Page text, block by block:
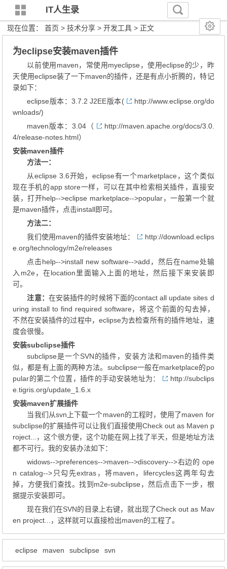
IT人生录
现在位置：首页 >技术分享 >开发工具 > 正文
为eclipse安装maven插件
以前使用maven，常使用myeclipse，使用eclipse的少，昨
天使用eclipse装了一下maven的插件，还是有点小折腾的，特记
录如下：
eclipse版本：3.7.2 J2EE版本(
http://www.eclipse.org/do
wnloads/)
maven版本：3.04（
http://maven.apache.org/docs/3.0.
4/release-notes.html）
安装maven插件
方法一：
从eclipse 3.6开始，eclipse有一个marketplace，这个类似
现在手机的app store一样，可以在其中检索相关插件，直接安
装，打开help-->eclipse marketplace-->popular，一般第一个就
是maven插件，点击install即可。
方法二：
我们使用maven的插件安装地址：
http://download.eclips
e.org/technology/m2e/releases
点击help-->install new software-->add，然后在name处输
入m2e，在location里面输入上面的地址，然后接下来安装即
可。
注意： 在安装插件的时候将下面的contact all update sites d
uring install to find required software，将这个前面的勾去掉，
不然在安装插件的过程中，eclipse为去检查所有的插件地址，速
度会很慢。
安装subclipse插件
subclipse是一个SVN的插件，安装方法和maven的插件类
似，都是有上面的两种方法。subclipse一般在marketplace的po
pular的第二个位置，插件的手动安装地址为：
http://subclips
e.tigris.org/update_1.6.x
安装maven扩展插件
当我们从svn上下载一个maven的工程时，使用了maven for
subclipse的扩展插件可以让我们直接使用Check out as Maven p
roject...，这个很方便，这个功能在网上找了半天，但是地址方法
都不可行。我的安装办法如下：
widows-->preferences-->maven-->discovery-->右边的 ope
n catalog-->只勾先extras，将maven，lifercycles这两年勾去
掉，方便我们查找。找到m2e-subclipse，然后点击下一步，根
据提示安装即可。
现在我们在SVN的目录上右键，就出现了Check out as Mav
en project...，这样就可以直接检出maven的工程了。
eclipse maven subclipse svn